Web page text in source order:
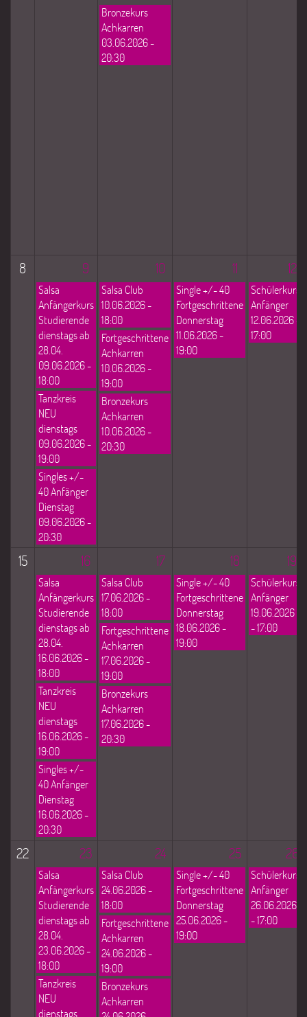
Bronzekurs
Achkarren
03.06.2026 -
20:30
8 9 10 11 12
Salsa
Anfängerkurs
Studierende
dienstags ab
28.04.
09.06.2026 -
18:00
Tanzkreis
NEU
dienstags
09.06.2026 -
19:00
Singles +/-
40 Anfänger
Dienstag
09.06.2026 -
20:30
Salsa Club
10.06.2026 -
18:00
Fortgeschrittene
Achkarren
10.06.2026 -
19:00
Bronzekurs
Achkarren
10.06.2026 -
20:30
Single +/- 40
Fortgeschrittene
Donnerstag
11.06.2026 -
19:00
Schülerkurs
Anfänger
12.06.2026 -
17:00
15 16 17 18 19
Salsa
Anfängerkurs
Studierende
dienstags ab
28.04.
16.06.2026 -
18:00
Tanzkreis
NEU
dienstags
16.06.2026 -
19:00
Singles +/-
40 Anfänger
Dienstag
16.06.2026 -
20:30
Salsa Club
17.06.2026 -
18:00
Fortgeschrittene
Achkarren
17.06.2026 -
19:00
Bronzekurs
Achkarren
17.06.2026 -
20:30
Single +/- 40
Fortgeschrittene
Donnerstag
18.06.2026 -
19:00
Schülerkurs
Anfänger
19.06.2026
- 17:00
22 23 24 25 26
Salsa
Anfängerkurs
Studierende
dienstags ab
28.04.
23.06.2026 -
18:00
Tanzkreis
NEU
dienstags
Salsa Club
24.06.2026 -
18:00
Fortgeschrittene
Achkarren
24.06.2026 -
19:00
Bronzekurs
Achkarren
Single +/- 40
Fortgeschrittene
Donnerstag
25.06.2026 -
19:00
Schülerkurs
Anfänger
26.06.2026
- 17:00